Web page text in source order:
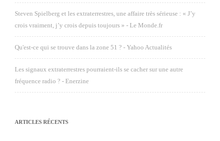
Steven Spielberg et les extraterrestres, une affaire très sérieuse : « J’y
crois vraiment, j’y crois depuis toujours » - Le Monde.fr
Qu'est-ce qui se trouve dans la zone 51 ? - Yahoo Actualités
Les signaux extraterrestres pourraient-ils se cacher sur une autre
fréquence radio ? - Enerzine
ARTICLES RÉCENTS